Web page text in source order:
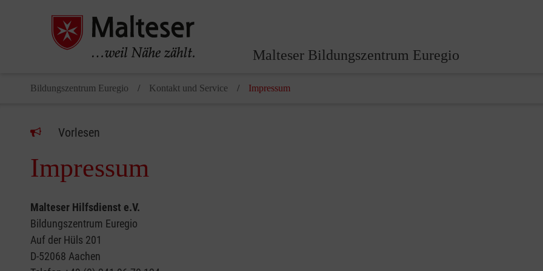
Malteser Bildungszentrum Euregio
Bildungszentrum Euregio Kontakt und Service Impressum
Vorlesen
Impressum
Malteser Hilfsdienst e.V.
Bildungszentrum Euregio
Auf der Hüls 201
D-52068 Aachen